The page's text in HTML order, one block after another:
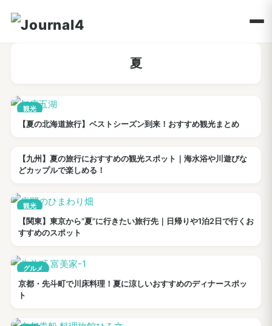
夏
観光
【夏の北海道旅行】ベストシーズン到来！おすすめ観光まとめ
観光
【九州】夏の旅行におすすめの観光スポット｜海水浴や川遊びな
どカップルで楽しめる！
観光
【関東】東京から”夏”に行きたい旅行先｜日帰りや1泊2日で行くお
すすめのスポット
グルメ
京都・先斗町で川床料理！夏に涼しいおすすめのディナースポッ
ト